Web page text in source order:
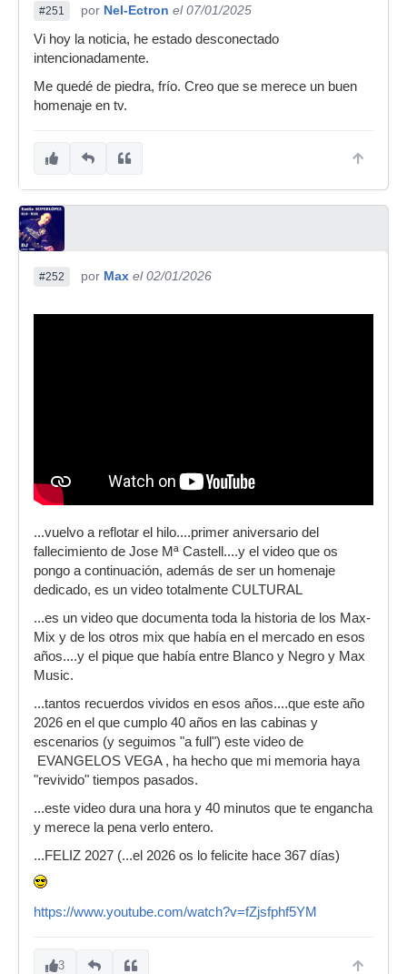
#251 por Nel-Ectron el 07/01/2025
Vi hoy la noticia, he estado desconectado
intencionadamente.
Me quedé de piedra, frío. Creo que se merece un buen
homenaje en tv.
#252 por Max el 02/01/2026
...vuelvo a reflotar el hilo....primer aniversario del
fallecimiento de Jose Mª Castell....y el video que os
pongo a continuación, además de ser un homenaje
dedicado, es un video totalmente CULTURAL
...es un video que documenta toda la historia de los Max-
Mix y de los otros mix que había en el mercado en esos
años....y el pique que había entre Blanco y Negro y Max
Music.
...tantos recuerdos vividos en esos años....que este año
2026 en el que cumplo 40 años en las cabinas y
escenarios (y seguimos "a full") este video de
EVANGELOS VEGA , ha hecho que mi memoria haya
"revivido" tiempos pasados.
...este video dura una hora y 40 minutos que te engancha
y merece la pena verlo entero.
...FELIZ 2027 (...el 2026 os lo felicite hace 367 días)
https://www.youtube.com/watch?v=fZjsfphf5YM
3